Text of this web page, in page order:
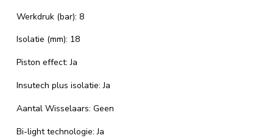
Werkdruk (bar): 8
Isolatie (mm): 18
Piston effect: Ja
Insutech plus isolatie: Ja
Aantal Wisselaars: Geen
Bi-light technologie: Ja